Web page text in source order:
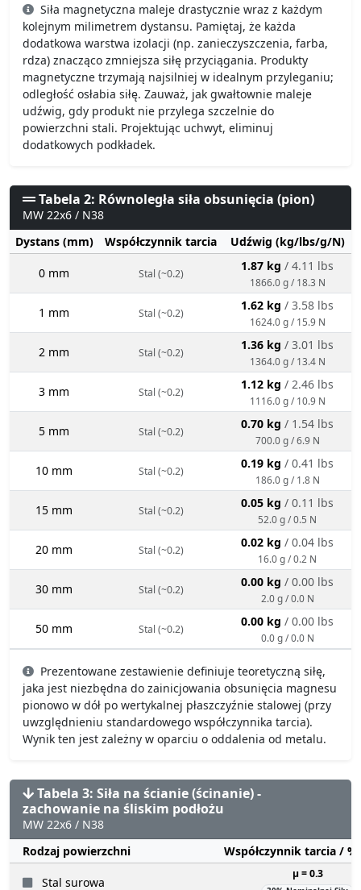
Siła magnetyczna maleje drastycznie wraz z każdym
kolejnym milimetrem dystansu. Pamiętaj, że każda
dodatkowa warstwa izolacji (np. zanieczyszczenia, farba,
rdza) znacząco zmniejsza siłę przyciągania. Produkty
magnetyczne trzymają najsilniej w idealnym przyleganiu;
odległość osłabia siłę. Zauważ, jak gwałtownie maleje
udźwig, gdy produkt nie przylega szczelnie do
powierzchni stali. Projektując uchwyt, eliminuj
dodatkowych podkładek.
Tabela 2: Równoległa siła obsunięcia (pion)
MW 22x6 / N38
Dystans (mm)
Współczynnik tarcia Udźwig (kg/lbs/g/N)
0 mm Stal (~0.2)
1.87 kg / 4.11 lbs
1866.0 g / 18.3 N
1 mm Stal (~0.2)
1.62 kg / 3.58 lbs
1624.0 g / 15.9 N
2 mm Stal (~0.2)
1.36 kg / 3.01 lbs
1364.0 g / 13.4 N
3 mm Stal (~0.2)
1.12 kg / 2.46 lbs
1116.0 g / 10.9 N
5 mm Stal (~0.2)
0.70 kg / 1.54 lbs
700.0 g / 6.9 N
10 mm Stal (~0.2)
0.19 kg / 0.41 lbs
186.0 g / 1.8 N
15 mm Stal (~0.2)
0.05 kg / 0.11 lbs
52.0 g / 0.5 N
20 mm Stal (~0.2)
0.02 kg / 0.04 lbs
16.0 g / 0.2 N
30 mm Stal (~0.2)
0.00 kg / 0.00 lbs
2.0 g / 0.0 N
50 mm Stal (~0.2)
0.00 kg / 0.00 lbs
0.0 g / 0.0 N
Prezentowane zestawienie definiuje teoretyczną siłę,
jaka jest niezbędna do zainicjowania obsunięcia magnesu
pionowo w dół po wertykalnej płaszczyźnie stalowej (przy
uwzględnieniu standardowego współczynnika tarcia).
Wynik ten jest zależny w oparciu o oddalenia od metalu.
Tabela 3: Siła na ścianie (ścinanie) -
zachowanie na śliskim podłożu
MW 22x6 / N38
Rodzaj powierzchni
Współczynnik tarcia /
Stal surowa
µ = 0.3